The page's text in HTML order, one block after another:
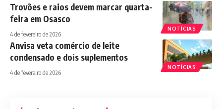
NOTÍCIAS
Trovões e raios devem marcar quarta-
feira em Osasco
4 de fevereiro de 2026
NOTÍCIAS
Anvisa veta comércio de leite
condensado e dois suplementos
4 de fevereiro de 2026